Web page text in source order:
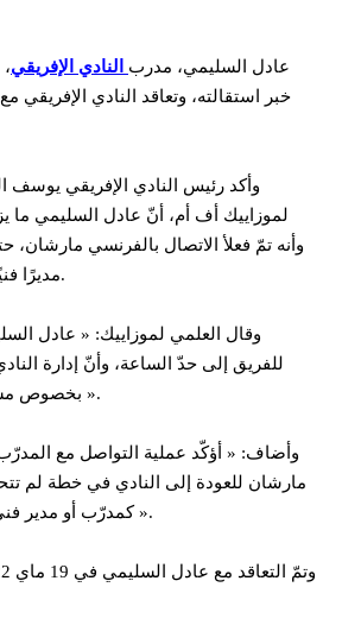
عادل السليمي، مدرب النادي الإفريقي
خبر استقالته، وتعاقد النادي الإفريقي
وأكد رئيس النادي الإفريقي يوسف
لموزاييك أف أم، أنّ عادل السليمي ما
وأنه تمّ فعلأ الاتصال بالفرنسي مارشان،
مديرًا فنيًا، أو مديرًا رياضيًا.
وقال العلمي لموزاييك: « عادل
للفريق إلى حدّ الساعة، وأنّ إدارة
بخصوص مستقبله مع الفريق ».
وأضاف: « أؤكّد عملية التواصل مع
مارشان للعودة إلى النادي في خطة لم
كمدرّب أو مدير فني، أو مدير رياضي ».